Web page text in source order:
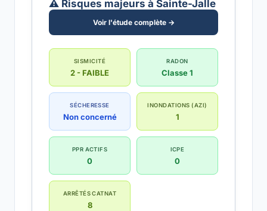
⚠️ Risques majeurs à Sainte-Jalle
Voir l'étude complète →
SISMICITÉ
2 - FAIBLE
RADON
Classe 1
SÉCHERESSE
Non concerné
INONDATIONS (AZI)
1
PPR ACTIFS
0
ICPE
0
ARRÊTÉS CATNAT
8